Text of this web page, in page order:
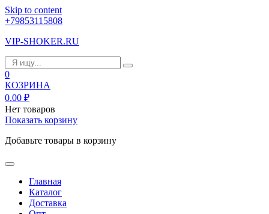
Skip to content
+79853115808
VIP-SHOKER.RU
0
КОЗРИНА
0.00 ₽
Нет товаров
Показать корзину
Добавьте товары в корзину
Главная
Каталог
Доставка